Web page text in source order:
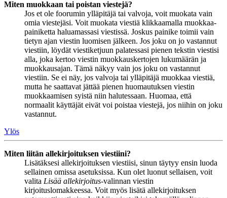
Miten muokkaan tai poistan viestejä?
Jos et ole foorumin ylläpitäjä tai valvoja, voit muokata vain
omia viestejäsi. Voit muokata viestiä klikkaamalla muokkaa-
painiketta haluamassasi viestissä. Joskus painike toimii vain
tietyn ajan viestin luomisen jälkeen. Jos joku on jo vastannut
viestiin, löydät viestiketjuun palatessasi pienen tekstin viestisi
alla, joka kertoo viestin muokkauskertojen lukumäärän ja
muokkausajan. Tämä näkyy vain jos joku on vastannut
viestiin. Se ei näy, jos valvoja tai ylläpitäjä muokkaa viestiä,
mutta he saattavat jättää pienen huomautuksen viestin
muokkaamisen syistä niin halutessaan. Huomaa, että
normaalit käyttäjät eivät voi poistaa viestejä, jos niihin on joku
vastannut.
Ylös
Miten liitän allekirjoituksen viestiini?
Lisätäksesi allekirjoituksen viestiisi, sinun täytyy ensin luoda
sellainen omissa asetuksissa. Kun olet luonut sellaisen, voit
valita Lisää allekirjoitus-valinnan viestin
kirjoituslomakkeessa. Voit myös lisätä allekirjoituksen